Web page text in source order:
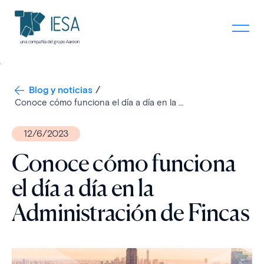
Blog y noticias
Conoce cómo funciona el día a día en la Administración de Fincas
12/6/2023
Conoce cómo funciona
el día a día en la
Administración de Fincas